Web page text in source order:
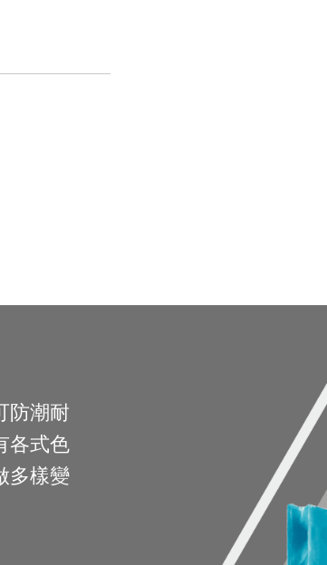
材料
防潮耐
各式色
多樣變
應
與積層
帆布、
紙杯、
淋膜加